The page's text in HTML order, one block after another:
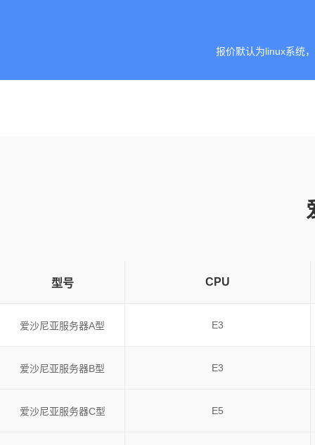
报价默认为linux系统
型号 CPU
爱沙尼亚服务器A型 E3
爱沙尼亚服务器B型 E3
爱沙尼亚服务器C型 E5